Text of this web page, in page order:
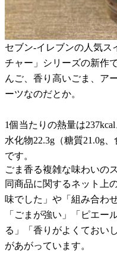
セブン-イレブンの人気ス
チャー」シリーズの新作
んご、香り高いごま、ア
ーツなのだとか。
1個当たりの熱量は
水化物22.3g（糖質21.0g
です。
ごま香る複雑な味わいの
同商品に関するネット上
味でした」や「組み合わ
「ごまが強い」「ピエー
る」「香りがよくておい
があがっています。